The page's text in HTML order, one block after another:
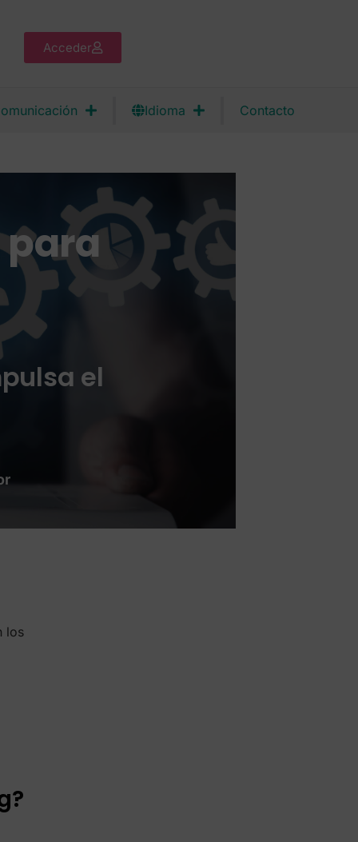
Acceder
Idioma Contacto
para
el
los